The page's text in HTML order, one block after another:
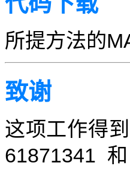
所提方法的
致谢
这项工作得